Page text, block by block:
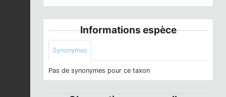
Informations espèce
Synonymes
Pas de synonymes pour ce taxon